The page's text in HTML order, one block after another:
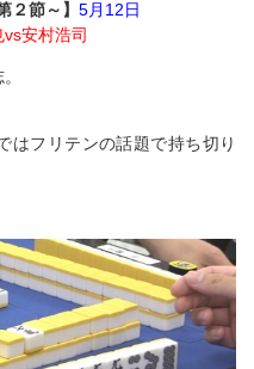
２節～】 5月12日
安村浩司
はフリテンの話題で持ち切り